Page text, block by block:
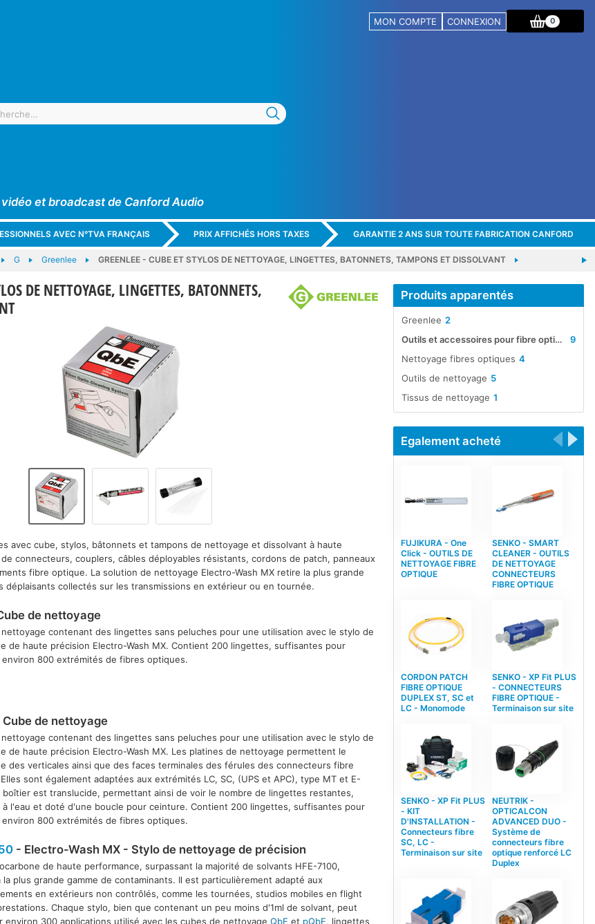
MON COMPTE CONNEXION 0
et broadcast de Canford Audio
AVEC N°TVA FRANÇAIS PRIX AFFICHÉS HORS TAXES GARANTIE 2 ANS SUR TOUTE FABRICATION CANFORD
G Greenlee GREENLEE - CUBE ET STYLOS DE NETTOYAGE, LINGETTES, BATONNETS, TAMPONS ET DISSOLVANT
DE NETTOYAGE, LINGETTES, BATONNETS,
avec cube, stylos, bâtonnets et tampons de nettoyage et dissolvant à haute
connecteurs, couplers, câbles déployables résistants, cordons de patch, panneaux
fibre optique. La solution de nettoyage Electro-Wash MX retire la plus grande
déplaisants collectés sur les transmissions en extérieur ou en tournée.
de nettoyage
contenant des lingettes sans peluches pour une utilisation avec le stylo de
de haute précision Electro-Wash MX. Contient 200 lingettes, suffisantes pour
800 extrémités de fibres optiques.
Cube de nettoyage
contenant des lingettes sans peluches pour une utilisation avec le stylo de
de haute précision Electro-Wash MX. Les platines de nettoyage permettent le
des verticales ainsi que des faces terminales des férules des connecteurs fibre
sont également adaptées aux extrémités LC, SC, (UPS et APC), type MT et E-
boîtier est translucide, permettant ainsi de voir le nombre de lingettes restantes,
à l'eau et doté d'une boucle pour ceinture. Contient 200 lingettes, suffisantes pour
800 extrémités de fibres optiques.
- Electro-Wash MX - Stylo de nettoyage de précision
de haute performance, surpassant la majorité de solvants HFE-7100,
la plus grande gamme de contaminants. Il est particulièrement adapté aux
en extérieurs non contrôlés, comme les tournées, studios mobiles en flight
Chaque stylo, bien que contenant un peu moins d'1ml de solvant, peut
environ 300 applications utilisé avec les cubes de nettoyageQbE et pQbE, lingettes
Produits apparentés
2
Greenlee
9
Outils et accessoires pour fibre optique
4
Nettoyage fibres optiques
5
Outils de nettoyage
1
Tissus de nettoyage
Egalement acheté
FUJIKURA - One
Click - OUTILS DE
NETTOYAGE FIBRE
OPTIQUE
SENKO - SMART
CLEANER - OUTILS
DE NETTOYAGE
CONNECTEURS
FIBRE OPTIQUE
CORDON PATCH
FIBRE OPTIQUE
DUPLEX ST, SC et
LC - Monomode
SENKO - XP Fit PLUS
- CONNECTEURS
FIBRE OPTIQUE -
Terminaison sur site
SENKO - XP Fit PLUS
- KIT
D'INSTALLATION -
Connecteurs fibre
SC, LC -
Terminaison sur site
NEUTRIK -
OPTICALCON
ADVANCED DUO -
Système de
connecteurs fibre
optique renforcé LC
Duplex